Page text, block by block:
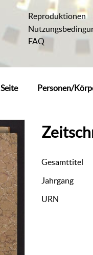
Reproduktionen
FAQ
Seite Personen/
Gesamttitel
Jahrgang
URN